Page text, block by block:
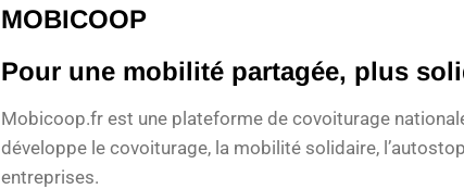
MOBICOOP
Pour une mobilité partagée, plus
Mobicoop.fr est une plateforme de covoiturage
développe le covoiturage, la mobilité solidaire,
entreprises.